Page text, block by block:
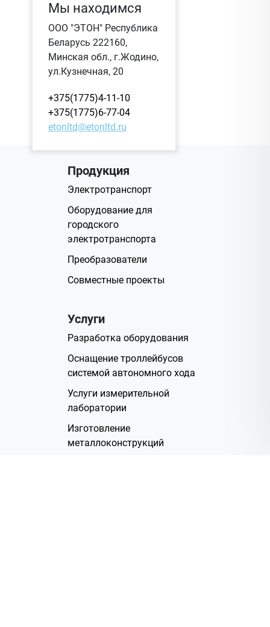
Мы находимся
ООО "ЭТОН" Республика
Беларусь 222160,
Минская обл., г.Жодино,
ул.Кузнечная, 20
+375(1775)4-11-10
+375(1775)6-77-04
etonltd@etonltd.ru
Продукция
Электротранспорт
Оборудование для
городского
электротранспорта
Преобразователи
Совместные проекты
Услуги
Разработка оборудования
Оснащение троллейбусов
системой автономного хода
Услуги измерительной
лаборатории
Изготовление
металлоконструкций